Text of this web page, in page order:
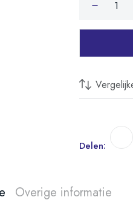
Delen:
Overige informatie